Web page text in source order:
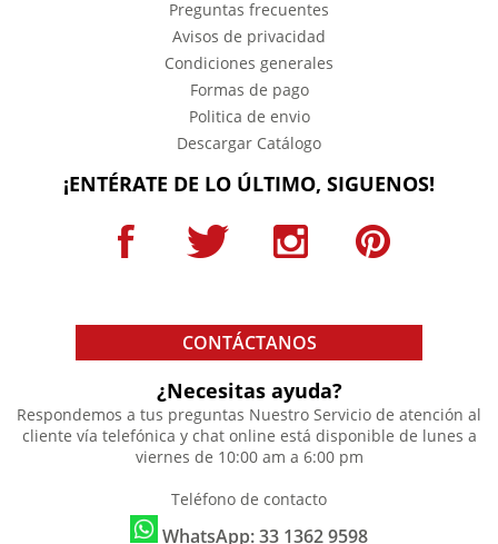
Preguntas frecuentes
Avisos de privacidad
Condiciones generales
Formas de pago
Politica de envio
Descargar Catálogo
¡ENTÉRATE DE LO ÚLTIMO, SIGUENOS!
CONTÁCTANOS
¿Necesitas ayuda?
Respondemos a tus preguntas Nuestro Servicio de atención al
cliente vía telefónica y chat online está disponible de lunes a
viernes de 10:00 am a 6:00 pm
Teléfono de contacto
WhatsApp: 33 1362 9598